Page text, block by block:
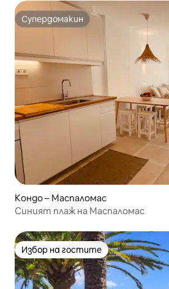
Супердомакин
Супердомакин
Кондо – Маспаломас
Синият плаж на Маспаломас
Избор на гостите
Избор на гостите